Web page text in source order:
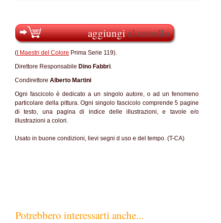
aggiungial carrello
( I Maestri del Colore Prima Serie 119).
Direttore Responsabile Dino Fabbri.
Condirettore Alberto Martini
Ogni fascicolo è dedicato a un singolo autore, o ad un fenomeno
particolare della pittura. Ogni singolo fascicolo comprende 5 pagine
di testo, una pagina di indice delle illustrazioni, e tavole e/o
illustrazioni a colori.
Usato in buone condizioni, lievi segni d uso e del tempo. (T-CA)
Potrebbero interessarti anche...